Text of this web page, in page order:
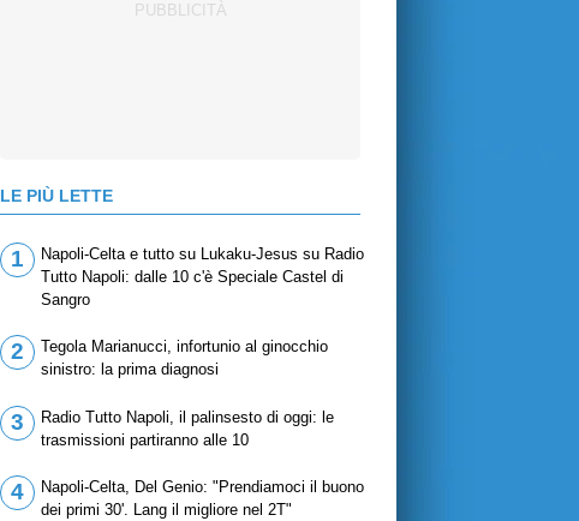
LE PIÙ LETTE
1
Napoli-Celta e tutto su Lukaku-Jesus su Radio
Tutto Napoli: dalle 10 c'è Speciale Castel di
Sangro
2
Tegola Marianucci, infortunio al ginocchio
sinistro: la prima diagnosi
3
Radio Tutto Napoli, il palinsesto di oggi: le
trasmissioni partiranno alle 10
4
Napoli-Celta, Del Genio: "Prendiamoci il buono
dei primi 30'. Lang il migliore nel 2T"